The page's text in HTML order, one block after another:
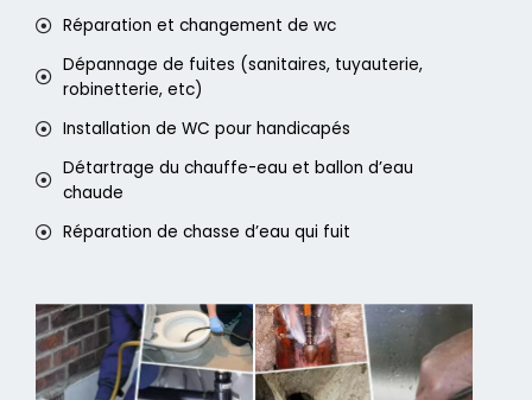
Réparation et changement de wc
Dépannage de fuites (sanitaires, tuyauterie,
robinetterie, etc)
Installation de WC pour handicapés
Détartrage du chauffe-eau et ballon d’eau
chaude
Réparation de chasse d’eau qui fuit